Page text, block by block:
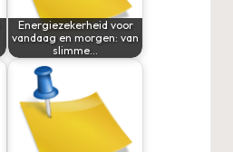
Energiezekerheid voor
vandaag en morgen: van
slimme…